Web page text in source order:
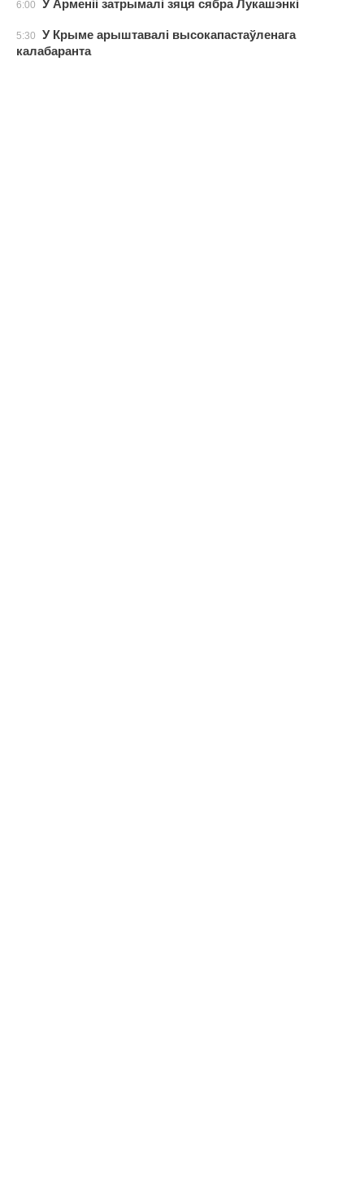
6:00 У Арменіі затрымалі зяця сябра Лукашэнкі
5:30
У Крыме арыштавалі высокапастаўленага
калабаранта